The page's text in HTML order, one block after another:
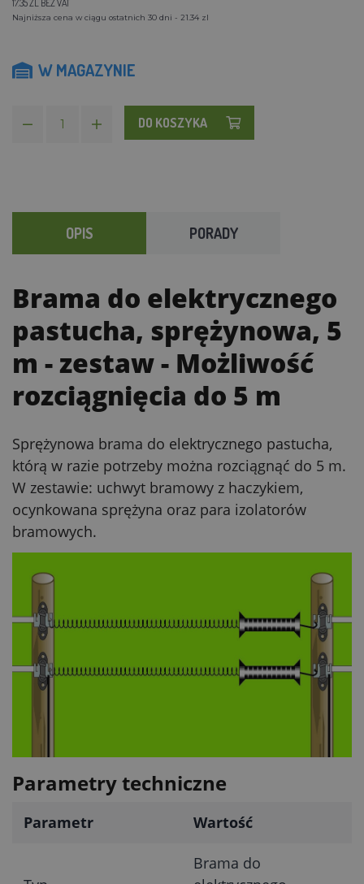
17.35 ZL BEZ VAT
Najniższa cena w ciągu ostatnich 30 dni - 21.34 zl
W MAGAZYNIE
DO KOSZYKA
OPIS PORADY
Brama do elektrycznego
pastucha, sprężynowa, 5
m - zestaw- Możliwość
rozciągnięcia do 5 m
Sprężynowa brama do elektrycznego pastucha,
którą w razie potrzeby można rozciągnąć do 5 m.
W zestawie: uchwyt bramowy z haczykiem,
ocynkowana sprężyna oraz para izolatorów
bramowych.
Parametry techniczne
Parametr Wartość
Brama do